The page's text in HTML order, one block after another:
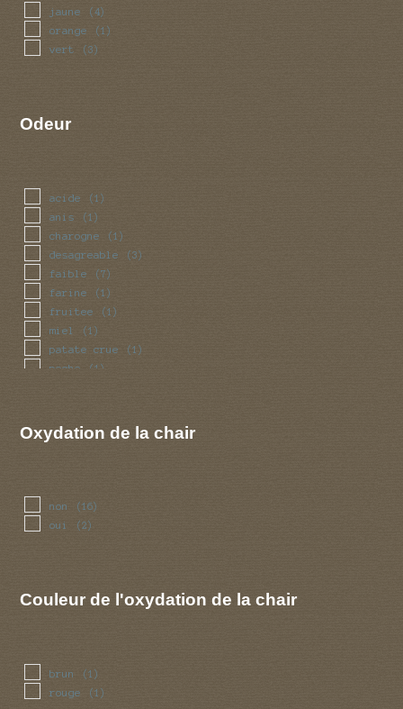
jaune (4)
orange (1)
vert (3)
Odeur
acide (1)
anis (1)
charogne (1)
desagreable (3)
faible (7)
farine (1)
fruitee (1)
miel (1)
patate crue (1)
peche (1)
rave (1)
rose
Oxydation de la chair
non (16)
oui (2)
Couleur de l'oxydation de la chair
brun (1)
rouge (1)